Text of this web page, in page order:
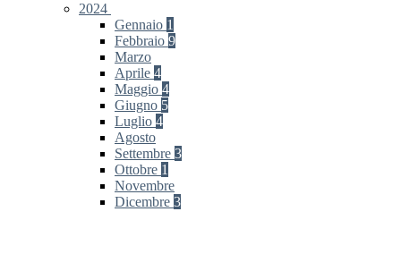
2024
Gennaio 1
Febbraio 9
Marzo
Aprile 4
Maggio 4
Giugno 5
Luglio 4
Agosto
Settembre 3
Ottobre 1
Novembre
Dicembre 3